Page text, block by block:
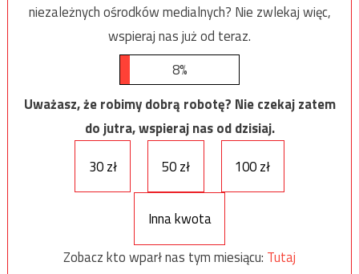
niezależnych ośrodków medialnych? Nie zwlekaj więc,
wspieraj nas już od teraz.
8%
Uważasz, że robimy dobrą robotę? Nie czekaj zatem
do jutra, wspieraj nas od dzisiaj.
30 zł
50 zł 100 zł
Inna kwota
Zobacz kto wparł nas tym miesiącu: Tutaj